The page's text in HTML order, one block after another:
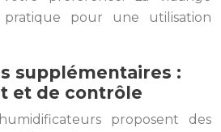
pour une utilisation
supplémentaires :
et de contrôle
proposent des